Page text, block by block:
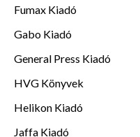
Fumax Kiadó
Gabo Kiadó
General Press Kiadó
HVG Könyvek
Helikon Kiadó
Jaffa Kiadó